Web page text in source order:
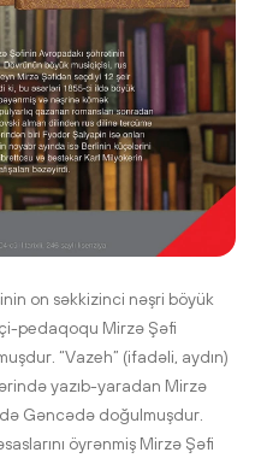
on səkkizinci nəşri böyük
pedaqoqu Mirzə Şəfi
“Vazeh” (ifadəli, aydın)
yazıb-yaradan Mirzə
Gəncədə doğulmuşdur.
öyrənmiş Mirzə Şəfi